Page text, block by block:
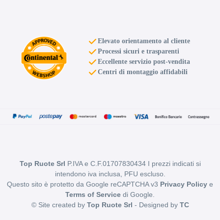
SPARCO Sparco Ff3
Matt Black 5 fori 18"
9X18 ET30 5x114.3
Foro centrale: 73mm
Disponibile
SPARCO Sparco Ff3
Matt Black 5 fori 18"
Elevato orientamento al cliente
Processi sicuri e trasparenti
Eccellente servizio post-vendita
Centri di montaggio affidabili
Top Ruote Srl P.IVA e C.F.01707830434 I prezzi indicati si
intendono iva inclusa, PFU escluso.
Questo sito è protetto da Google reCAPTCHA v3 Privacy Policy e
Terms of Service di Google.
© Site created by Top Ruote Srl - Designed by TC